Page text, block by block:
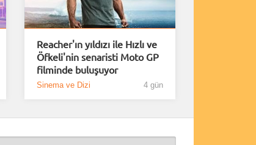
Reacher'ın yıldızı ile Hızlı ve
Öfkeli'nin senaristi Moto GP
filminde buluşuyor
Sinema ve Dizi 4 gün